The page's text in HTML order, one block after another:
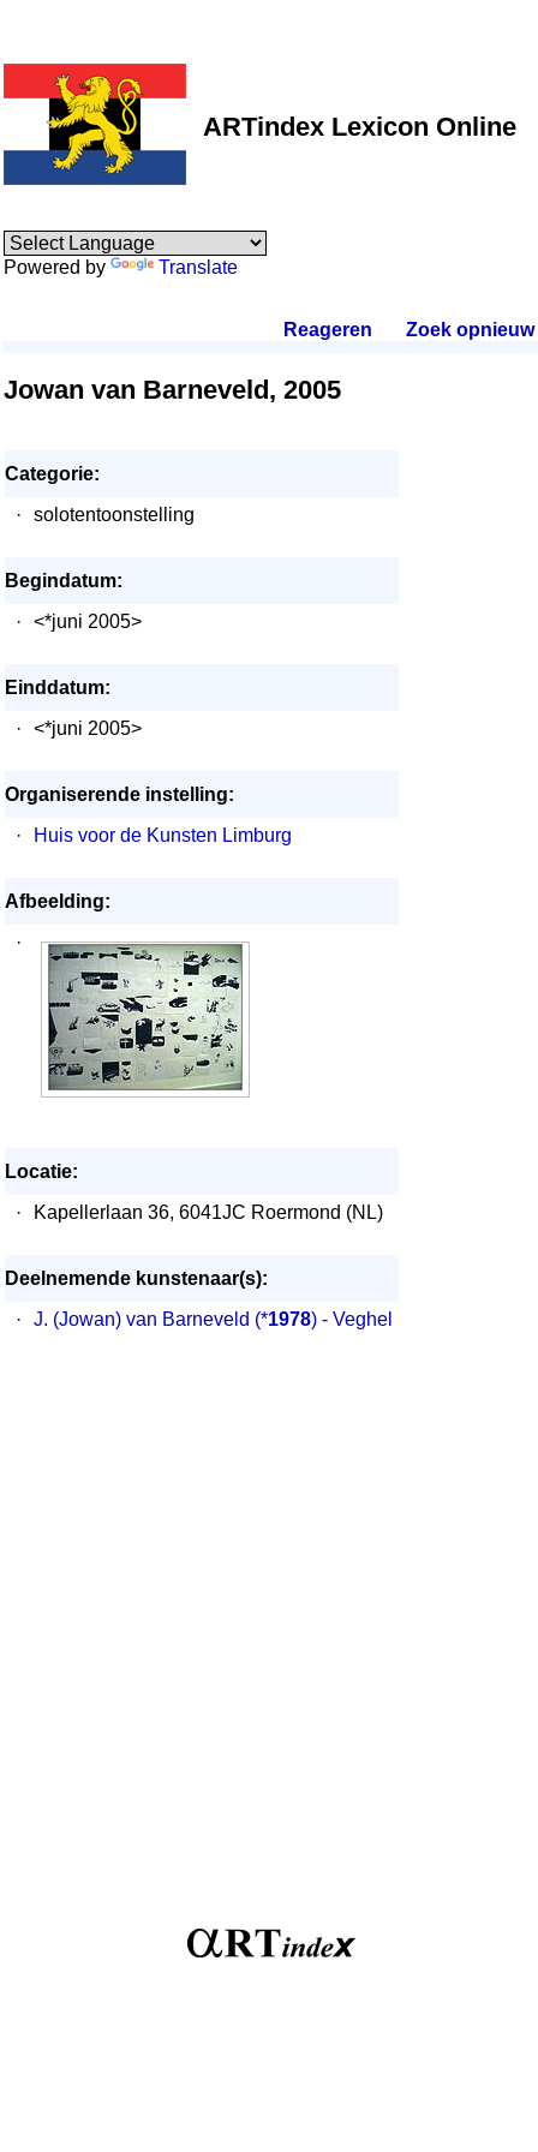
ARTindex Lexicon Online
Powered by Translate
Reageren Zoek opnieuw.
Jowan van Barneveld, 2005
Categorie:
·
solotentoonstelling
Begindatum:
·
<*juni 2005>
Einddatum:
·
<*juni 2005>
Organiserende instelling:
·
Huis voor de Kunsten Limburg
Afbeelding:
·
Locatie:
·
Kapellerlaan 36, 6041JC Roermond (NL)
Deelnemende kunstenaar(s):
·
J. (Jowan) van Barneveld (*1978) - Veghel